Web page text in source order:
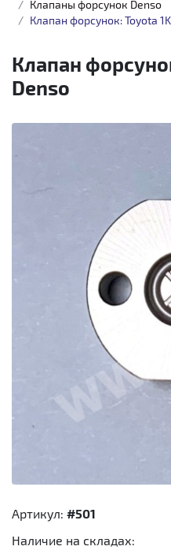
Клапаны форсунок Denso
Клапан форсунок: Toyota
Клапан
Denso
Артикул: #501
Наличие на складах: